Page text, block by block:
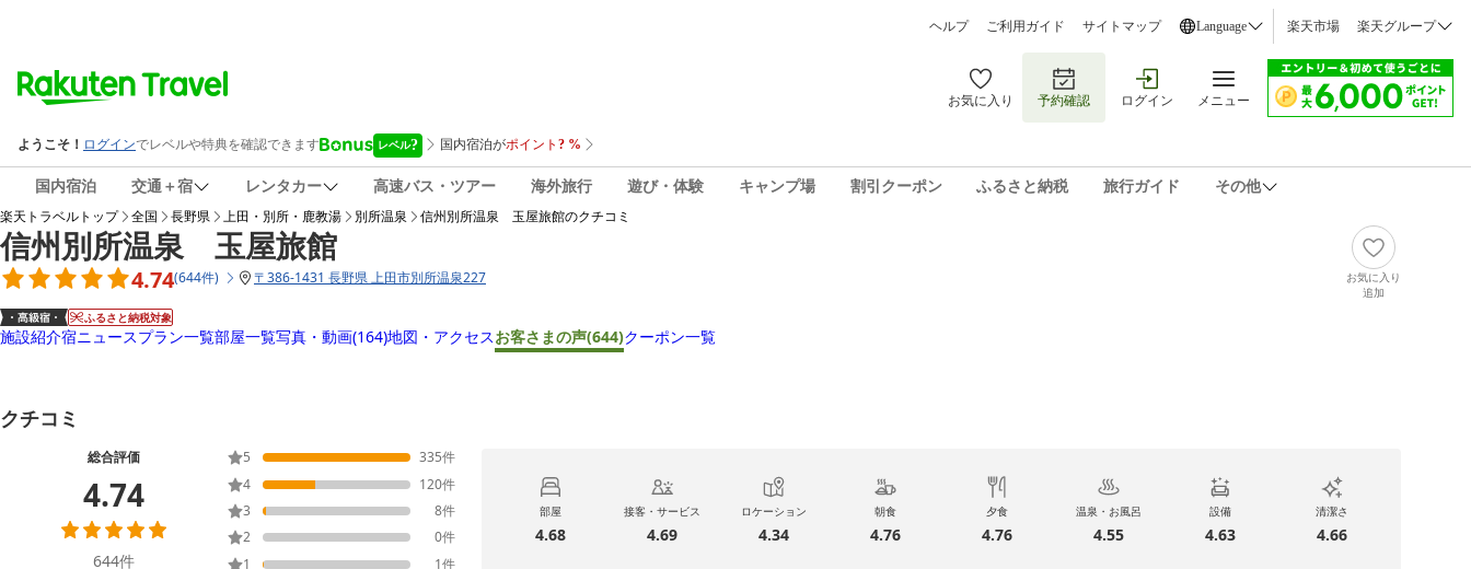
ヘルプ ご利用ガイド サイトマップ Language 楽天市場 楽天グループ
お気に入り 予約確認 ログイン メニュー
国内宿泊 交通＋宿 レンタカー 高速バス・ツアー 海外旅行 遊び・体験 キャンプ場 割引クーポン ふるさと納税 旅行ガイド その他
楽天トラベルトップ 全国 長野県 上田・別所・鹿教湯 別所温泉 信州別所温泉 玉屋旅館のクチコミ
信州別所温泉 玉屋旅館
4.74(644件) 〒386-1431 長野県 上田市別所温泉227
ふるさと納税対象
お気に入り
追加
施設紹介宿ニュースプラン一覧部屋一覧写真・動画(164)地図・アクセスお客さまの声(644)クーポン一覧
クチコミ
総合評価
4.74
644件
5 335件
4
120件
3
8件
2
0件
1
1件
部屋
4.68
接客・サービス
4.69
ロケーション
4.34
朝食
4.76
夕食
4.76
温泉・お風呂
4.55
設備
4.63
清潔さ
4.66